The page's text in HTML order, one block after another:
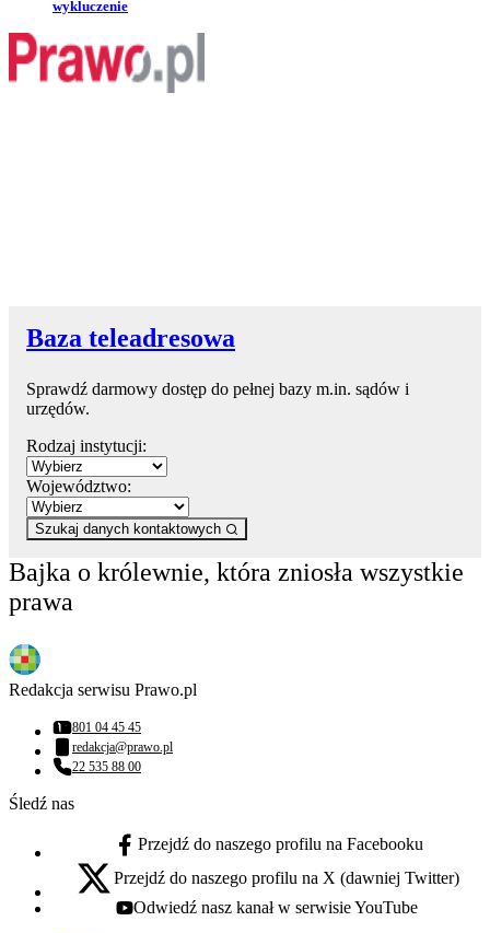
wykluczenie
Baza teleadresowa
Sprawdź darmowy dostęp do pełnej bazy m.in. sądów i
urzędów.
Rodzaj instytucji:
Województwo:
Szukaj danych kontaktowych
Bajka o królewnie, która zniosła wszystkie
prawa
Redakcja serwisu Prawo.pl
Numer telefonu:
801 04 45 45
Adres email:
redakcja@prawo.pl
Numer telefonu:
22 535 88 00
Śledź nas
facebook - otwiera się w nowej karcie
Przejdź do naszego profilu na Facebooku
x - otwiera się w nowej karcie
Przejdź do naszego profilu na X (dawniej Twitter)
youtube - otwiera się w nowej karcie
Odwiedź nasz kanał w serwisie YouTube